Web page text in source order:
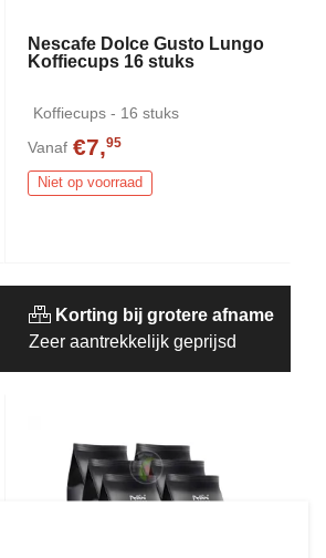
Nescafe Dolce Gusto Lungo
Koffiecups 16 stuks
Koffiecups - 16 stuks
Vanaf €7,95
Niet op voorraad
Korting bij grotere afname
Zeer aantrekkelijk geprijsd